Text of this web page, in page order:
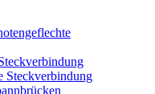
Steckverbindung